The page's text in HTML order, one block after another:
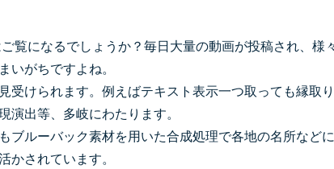
FamiSafe
サブシーケンス
平面トラッキング NEW
クトリムーバー AI自動文字起こし
AI
プロモーションビデオ 商品紹介動画
すべてのソリューション >
無料ダウンロード
YouTube動画エディタで動画を編集する方法
Youtubeのオープニング動画を作る方法
結婚
動画
アニ
動画
境
グラム
トを獲得しよう！
無料でサポートチームにお問い合わせく
ださい
バージョンダウン
Filmora の旧バージョンをご利用いただ
けます
覧になるでしょうか？毎日大量の動画が投稿され、様
いがちですよね。
受けられます。例えばテキスト表示一つ取っても縁取
演出等、多岐にわたります。
もブルーバック素材を用いた合成処理で各地の名所など
かされています。